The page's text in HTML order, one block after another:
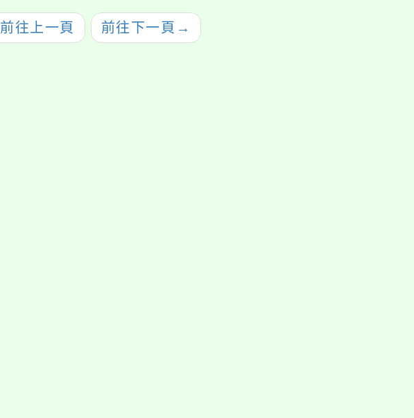
前往上一頁 前往下一頁 →